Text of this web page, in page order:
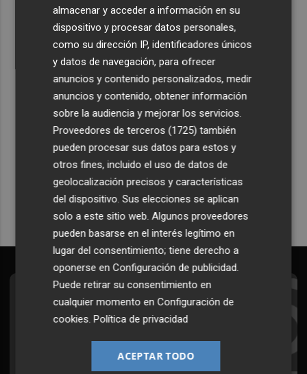
Una batea clochinera se hunde y otra sufre daños en un
incidente con un buque en el puerto de Valencia
Recibe toda la actualidad de
Plaza Podcast en tu correo
Quiero suscribirme
Suscríbete al Boletín
Todos los días a primera hora en tu email
¡Quiero suscribirme!
almacenar y acceder a información en su
dispositivo y procesar datos personales,
como su dirección IP, identificadores únicos
y datos de navegación, para ofrecer
anuncios y contenido personalizados, medir
anuncios y contenido, obtener información
sobre la audiencia y mejorar los servicios.
Proveedores de terceros (1725) también
pueden procesar sus datos para estos y
otros fines, incluido el uso de datos de
geolocalización precisos y características
del dispositivo. Sus elecciones se aplican
solo a este sitio web. Algunos proveedores
pueden basarse en el interés legítimo en
lugar del consentimiento; tiene derecho a
oponerse enConfiguración de publicidad.
Puede retirar su consentimiento en
cualquier momento enConfiguración de
cookies.Política de privacidad
ACEPTAR TODO